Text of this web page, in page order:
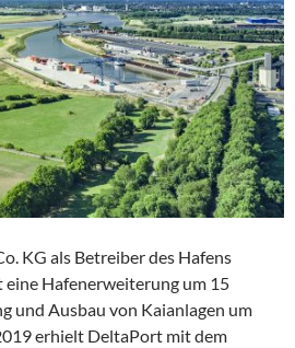
KG als Betreiber des Hafens
Hafenerweiterung um 15
und Ausbau von Kaianlagen um
erhielt DeltaPort mit dem